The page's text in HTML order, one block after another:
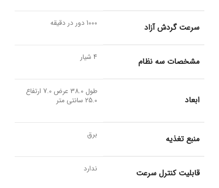
سرعت گردش آزاد 1000 دور در دقیقه
مشخصات سه نظام 4 شیار
ابعاد
طول 38.0 عرض 7.0 ارتفاع
25.0 سانتی متر
منبع تغذیه برق
قابلیت کنترل سرعت ندارد